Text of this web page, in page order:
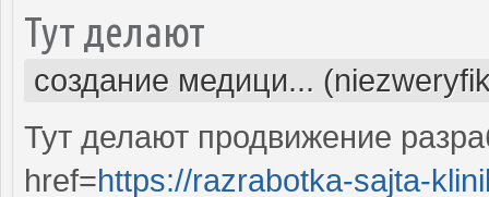
Тут делают
создание медици...
Тут делают продвижение
href=https://razrabotka-sajta-